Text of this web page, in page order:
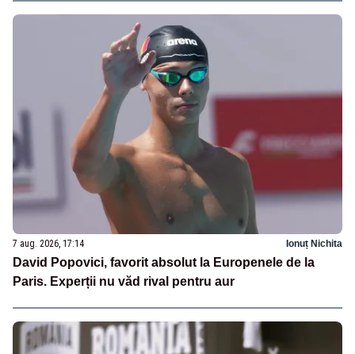
7 aug. 2026, 17:14 Ionuț Nichita
David Popovici, favorit absolut la Europenele de la
Paris. Experții nu văd rival pentru aur